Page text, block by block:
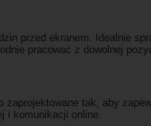
przed ekranem. Idealnie
pracować z dowolnej
tak, aby
i komunikacji online.